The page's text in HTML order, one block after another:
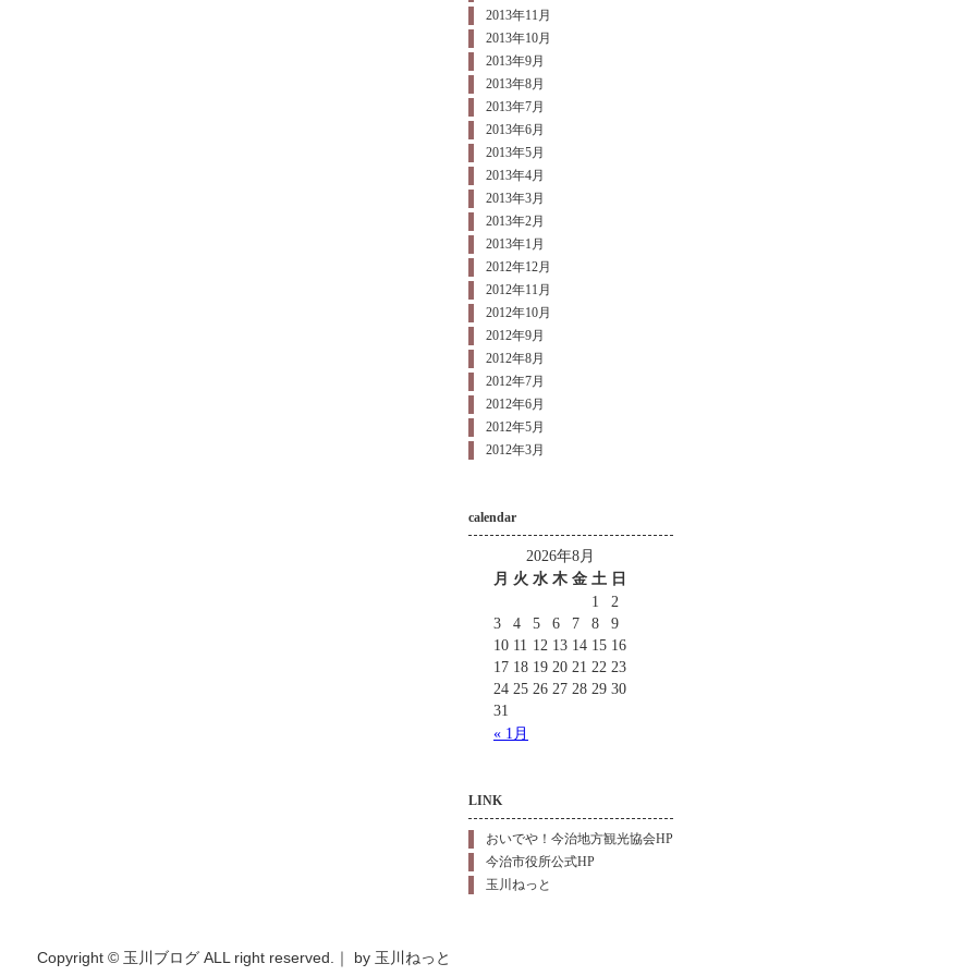
2013年11月
2013年10月
2013年9月
2013年8月
2013年7月
2013年6月
2013年5月
2013年4月
2013年3月
2013年2月
2013年1月
2012年12月
2012年11月
2012年10月
2012年9月
2012年8月
2012年7月
2012年6月
2012年5月
2012年3月
calendar
2026年8月
月 火 水 木 金 土 日
« 1月
1
2
3
4 5 6 7 8
9
10 11 12 13 14 15 16
17 18 19 20 21 22 23
24 25 26 27 28 29 30
31
LINK
おいでや！今治地方観光協会HP
今治市役所公式HP
玉川ねっと
Copyright © 玉川ブログ ALL right reserved.｜ by 玉川ねっと